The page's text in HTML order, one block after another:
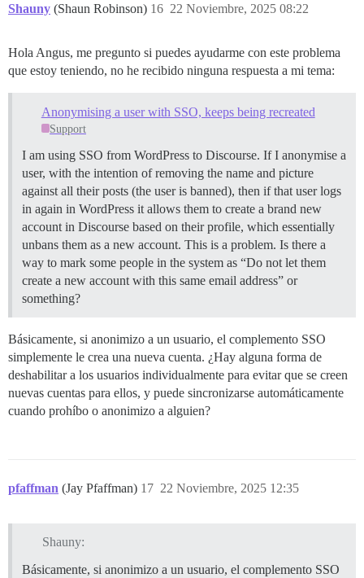
Shauny (Shaun Robinson) 22 Noviembre, 2025 08:22
16
Hola Angus, me pregunto si puedes ayudarme con este problema
que estoy teniendo, no he recibido ninguna respuesta a mi tema:
Anonymising a user with SSO, keeps being recreated
Support
I am using SSO from WordPress to Discourse. If I anonymise a
user, with the intention of removing the name and picture
against all their posts (the user is banned), then if that user logs
in again in WordPress it allows them to create a brand new
account in Discourse based on their profile, which essentially
unbans them as a new account. This is a problem. Is there a
way to mark some people in the system as “Do not let them
create a new account with this same email address” or
something?
Básicamente, si anonimizo a un usuario, el complemento SSO
simplemente le crea una nueva cuenta. ¿Hay alguna forma de
deshabilitar a los usuarios individualmente para evitar que se creen
nuevas cuentas para ellos, y puede sincronizarse automáticamente
cuando prohíbo o anonimizo a alguien?
pfaffman (Jay Pfaffman) 22 Noviembre, 2025 12:35
17
Shauny:
Básicamente, si anonimizo a un usuario, el complemento SSO